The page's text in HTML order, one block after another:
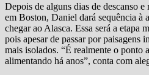
Depois de alguns dias de descanso
em Boston, Daniel dará sequência à
chegar ao Alasca. Essa será a etapa
pois apesar de passar por paisagens
mais isolados. “É realmente o ponto
alimentando há anos”, conta com